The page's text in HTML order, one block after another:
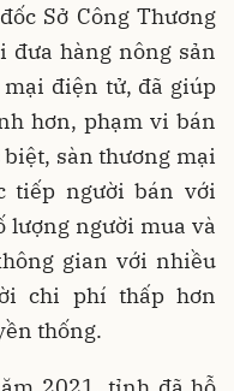
Sở Công Thương
đưa hàng nông sản
mại điện tử, đã giúp
hơn, phạm vi bán
sàn thương mại
tiếp người bán với
lượng người mua và
gian với nhiều
chi phí thấp hơn
thống.